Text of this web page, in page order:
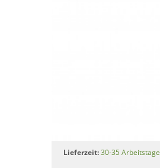
Lieferzeit:30-35 Arbeitstage